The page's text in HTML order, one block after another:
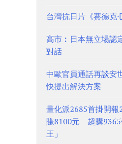
台灣抗日片《賽德克
高市︰日本無立場認
對話
中歐官員通話再談安
快提出解決方案
量化派2685首掛開
賺8100元 超購9365
王」